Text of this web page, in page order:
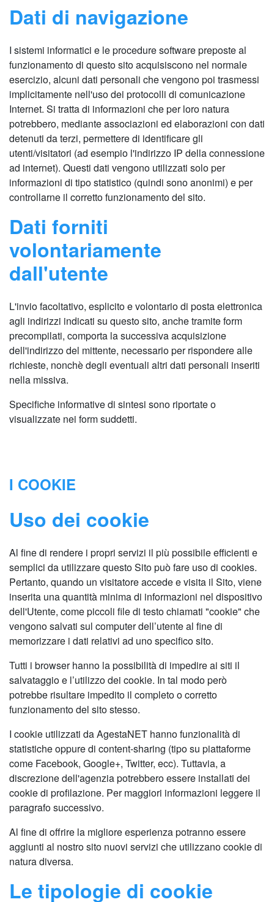
Dati di navigazione
I sistemi informatici e le procedure software preposte al
funzionamento di questo sito acquisiscono nel normale
esercizio, alcuni dati personali che vengono poi trasmessi
implicitamente nell'uso dei protocolli di comunicazione
Internet. Si tratta di informazioni che per loro natura
potrebbero, mediante associazioni ed elaborazioni con dati
detenuti da terzi, permettere di identificare gli
utenti/visitatori (ad esempio l'indirizzo IP della connessione
ad internet). Questi dati vengono utilizzati solo per
informazioni di tipo statistico (quindi sono anonimi) e per
controllarne il corretto funzionamento del sito.
Dati forniti
volontariamente
dall'utente
L'invio facoltativo, esplicito e volontario di posta elettronica
agli indirizzi indicati su questo sito, anche tramite form
precompilati, comporta la successiva acquisizione
dell'indirizzo del mittente, necessario per rispondere alle
richieste, nonchè degli eventuali altri dati personali inseriti
nella missiva.
Specifiche informative di sintesi sono riportate o
visualizzate nei form suddetti.
I COOKIE
Uso dei cookie
Al fine di rendere i propri servizi il più possibile efficienti e
semplici da utilizzare questo Sito può fare uso di cookies.
Pertanto, quando un visitatore accede e visita il Sito, viene
inserita una quantità minima di informazioni nel dispositivo
dell'Utente, come piccoli file di testo chiamati "cookie" che
vengono salvati sul computer dell’utente al fine di
memorizzare i dati relativi ad uno specifico sito.
Tutti i browser hanno la possibilità di impedire ai siti il
salvataggio e l’utilizzo dei cookie. In tal modo però
potrebbe risultare impedito il completo o corretto
funzionamento del sito stesso.
I cookie utilizzati da AgestaNET hanno funzionalità di
statistiche oppure di content-sharing (tipo su piattaforme
come Facebook, Google+, Twitter, ecc). Tuttavia, a
discrezione dell'agenzia potrebbero essere installati dei
cookie di profilazione. Per maggiori informazioni leggere il
paragrafo successivo.
Al fine di offrire la migliore esperienza potranno essere
aggiunti al nostro sito nuovi servizi che utilizzano cookie di
natura diversa.
Le tipologie di cookie